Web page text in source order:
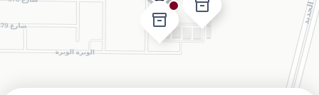
inventory_2
inventory_2